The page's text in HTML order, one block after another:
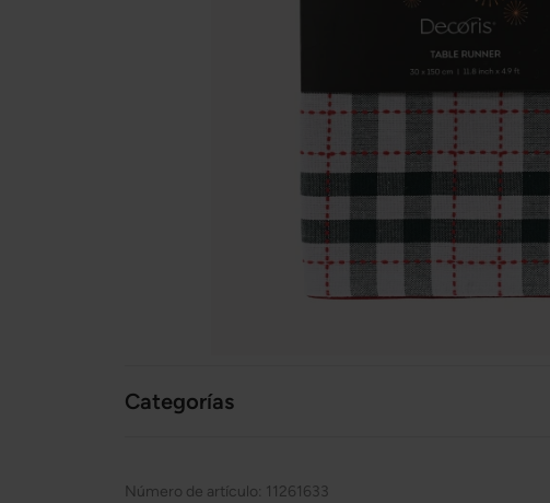
Categorías
Número de artículo: 11261633